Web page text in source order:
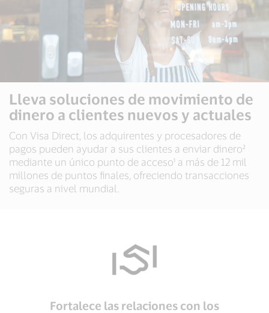
Lleva soluciones de movimiento de
dinero a clientes nuevos y actuales
Con Visa Direct, los adquirentes y procesadores de
pagos pueden ayudar a sus clientes a enviar dinero²
mediante un único punto de acceso¹ a más de 12 mil
millones de puntos finales, ofreciendo transacciones
seguras a nivel mundial.
Fortalece las relaciones con los